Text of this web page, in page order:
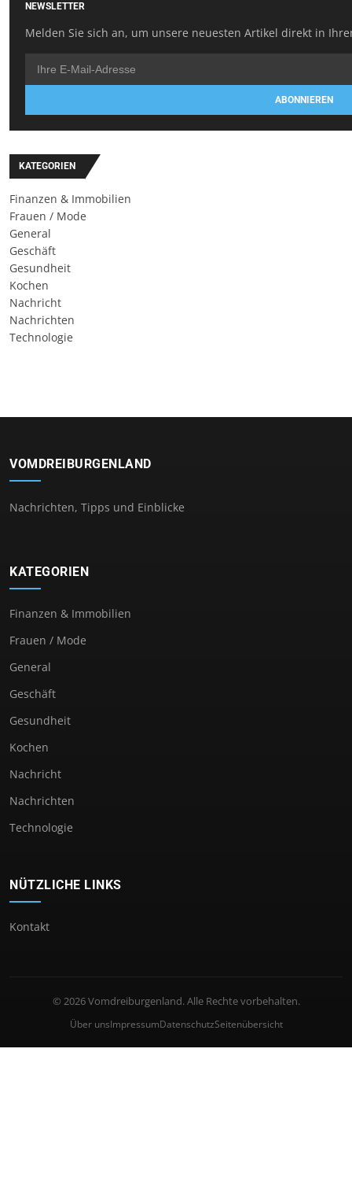
NEWSLETTER
Melden Sie sich an, um unsere neuesten Artikel direkt in
ABONNIEREN
KATEGORIEN
Finanzen & Immobilien
Frauen / Mode
General
Geschäft
Gesundheit
Kochen
Nachricht
Nachrichten
Technologie
VOMDREIBURGENLAND
Nachrichten, Tipps und Einblicke
KATEGORIEN
Finanzen & Immobilien
Frauen / Mode
General
Geschäft
Gesundheit
Kochen
Nachricht
Nachrichten
Technologie
NÜTZLICHE LINKS
Kontakt
© 2026 Vomdreiburgenland. Alle Rechte vorbehalten.
Über unsImpressumDatenschutzSeitenübersicht